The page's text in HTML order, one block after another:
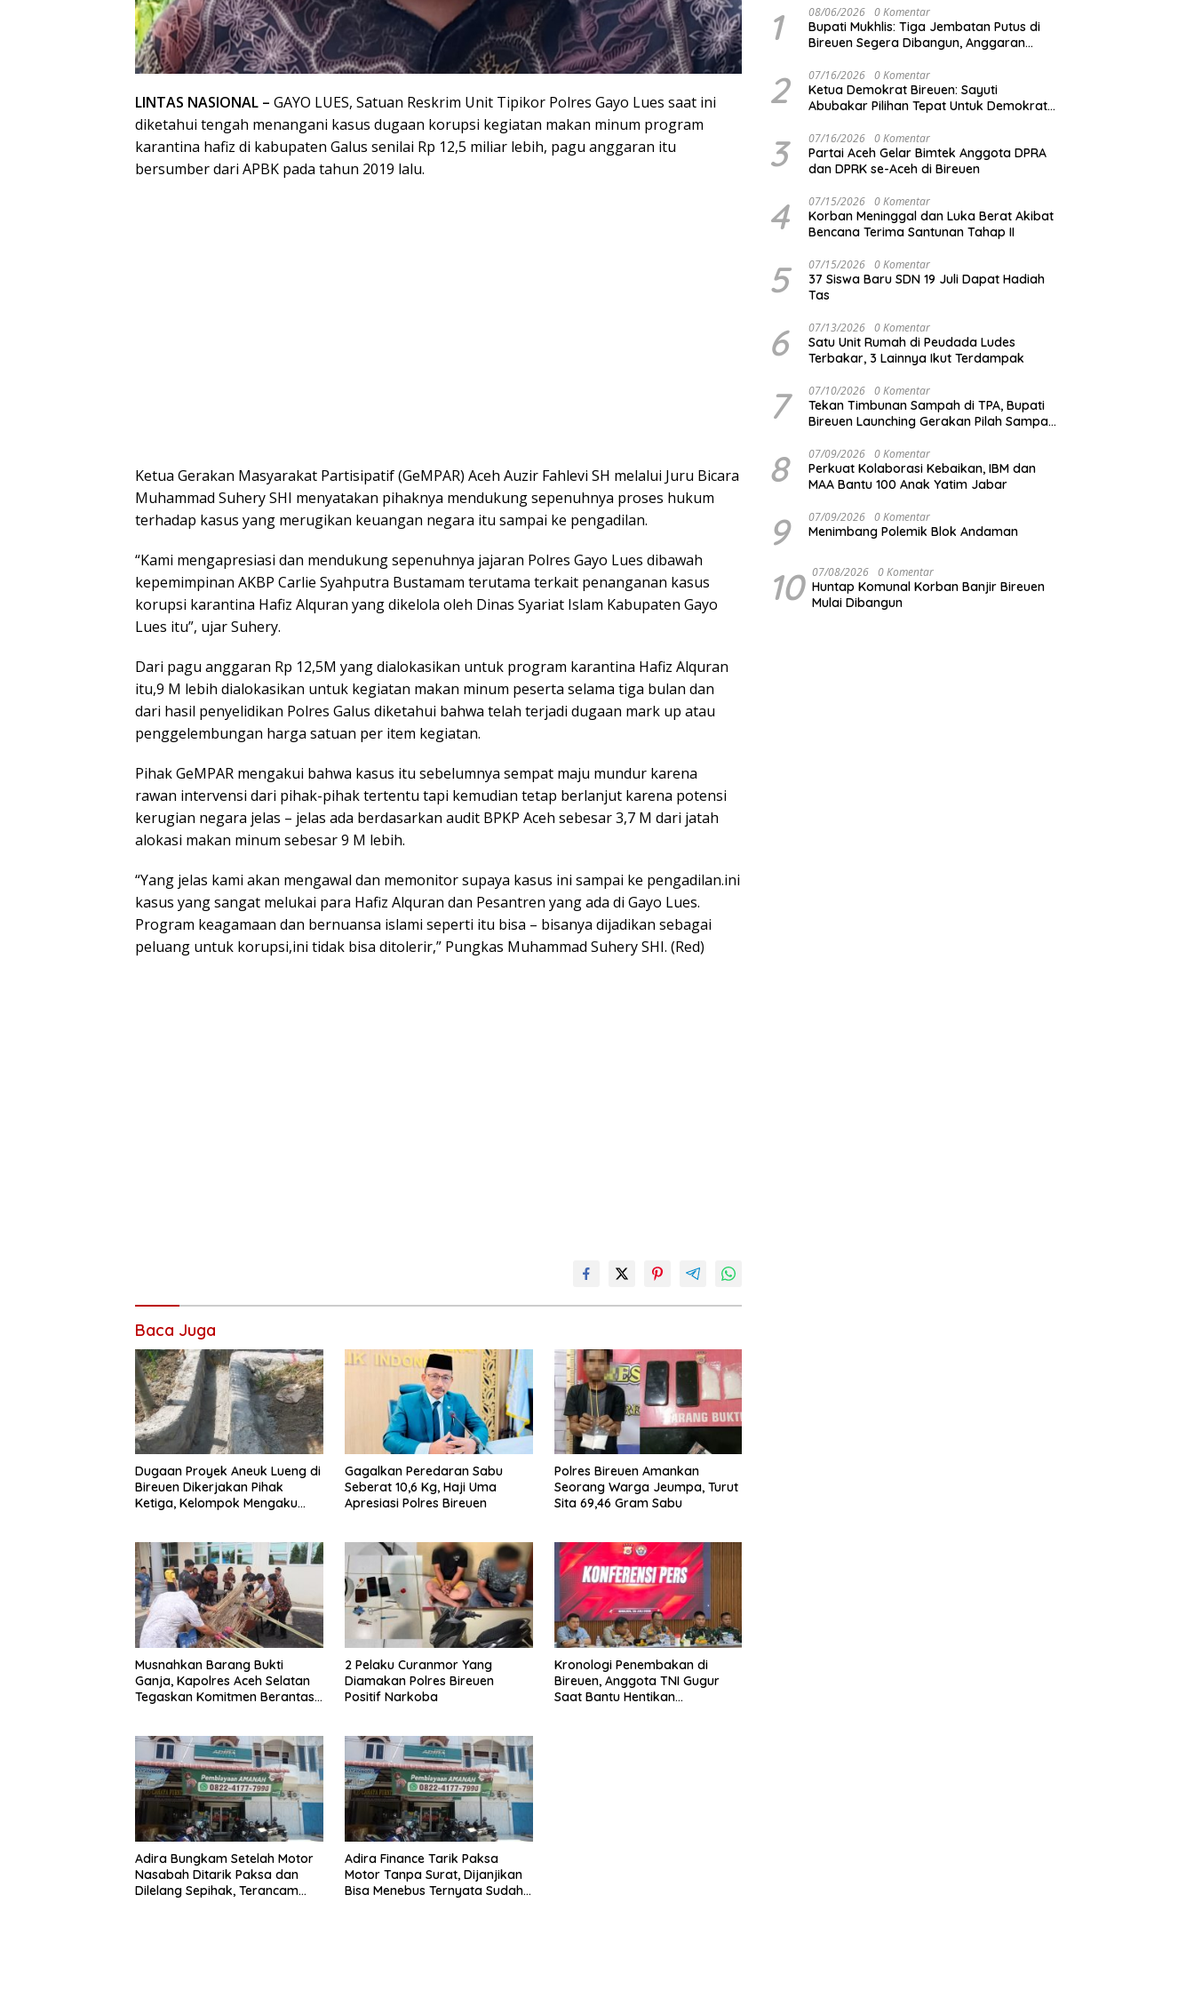
LINTAS NASIONAL – GAYO LUES, Satuan Reskrim Unit Tipikor Polres Gayo Lues saat ini
diketahui tengah menangani kasus dugaan korupsi kegiatan makan minum program
karantina hafiz di kabupaten Galus senilai Rp 12,5 miliar lebih, pagu anggaran itu
bersumber dari APBK pada tahun 2019 lalu.
Ketua Gerakan Masyarakat Partisipatif (GeMPAR) Aceh Auzir Fahlevi SH melalui Juru Bicara
Muhammad Suhery SHI menyatakan pihaknya mendukung sepenuhnya proses hukum
terhadap kasus yang merugikan keuangan negara itu sampai ke pengadilan.
“Kami mengapresiasi dan mendukung sepenuhnya jajaran Polres Gayo Lues dibawah
kepemimpinan AKBP Carlie Syahputra Bustamam terutama terkait penanganan kasus
korupsi karantina Hafiz Alquran yang dikelola oleh Dinas Syariat Islam Kabupaten Gayo
Lues itu”, ujar Suhery.
Dari pagu anggaran Rp 12,5M yang dialokasikan untuk program karantina Hafiz Alquran
itu,9 M lebih dialokasikan untuk kegiatan makan minum peserta selama tiga bulan dan
dari hasil penyelidikan Polres Galus diketahui bahwa telah terjadi dugaan mark up atau
penggelembungan harga satuan per item kegiatan.
Pihak GeMPAR mengakui bahwa kasus itu sebelumnya sempat maju mundur karena
rawan intervensi dari pihak-pihak tertentu tapi kemudian tetap berlanjut karena potensi
kerugian negara jelas – jelas ada berdasarkan audit BPKP Aceh sebesar 3,7 M dari jatah
alokasi makan minum sebesar 9 M lebih.
“Yang jelas kami akan mengawal dan memonitor supaya kasus ini sampai ke pengadilan.ini
kasus yang sangat melukai para Hafiz Alquran dan Pesantren yang ada di Gayo Lues.
Program keagamaan dan bernuansa islami seperti itu bisa – bisanya dijadikan sebagai
peluang untuk korupsi,ini tidak bisa ditolerir,” Pungkas Muhammad Suhery SHI. (Red)
Baca Juga
Dugaan Proyek Aneuk Lueng di
Bireuen Dikerjakan Pihak
Ketiga, Kelompok Mengaku
Gagalkan Peredaran Sabu
Seberat 10,6 Kg, Haji Uma
Apresiasi Polres Bireuen
Polres Bireuen Amankan
Seorang Warga Jeumpa, Turut
Sita 69,46 Gram Sabu
Musnahkan Barang Bukti
Ganja, Kapolres Aceh Selatan
Tegaskan Komitmen Berantas
2 Pelaku Curanmor Yang
Diamakan Polres Bireuen
Positif Narkoba
Kronologi Penembakan di
Bireuen, Anggota TNI Gugur
Saat Bantu Hentikan
Adira Bungkam Setelah Motor
Nasabah Ditarik Paksa dan
Dilelang Sepihak, Terancam
Adira Finance Tarik Paksa
Motor Tanpa Surat, Dijanjikan
Bisa Menebus Ternyata Sudah
1 08/06/2026 0 Komentar
Bupati Mukhlis: Tiga Jembatan Putus di
Bireuen Segera Dibangun, Anggaran
2 07/16/2026 0 Komentar
Ketua Demokrat Bireuen: Sayuti
Abubakar Pilihan Tepat Untuk Demokrat
3 07/16/2026 0 Komentar
Partai Aceh Gelar Bimtek Anggota DPRA
dan DPRK se-Aceh di Bireuen
4 07/15/2026 0 Komentar
Korban Meninggal dan Luka Berat Akibat
Bencana Terima Santunan Tahap II
5 07/15/2026 0 Komentar
37 Siswa Baru SDN 19 Juli Dapat Hadiah
Tas
6 07/13/2026 0 Komentar
Satu Unit Rumah di Peudada Ludes
Terbakar, 3 Lainnya Ikut Terdampak
7 07/10/2026 0 Komentar
Tekan Timbunan Sampah di TPA, Bupati
Bireuen Launching Gerakan Pilah Sampah
8 07/09/2026 0 Komentar
Perkuat Kolaborasi Kebaikan, IBM dan
MAA Bantu 100 Anak Yatim Jabar
9 07/09/2026 0 Komentar
Menimbang Polemik Blok Andaman
10 07/08/2026 0 Komentar
Huntap Komunal Korban Banjir Bireuen
Mulai Dibangun